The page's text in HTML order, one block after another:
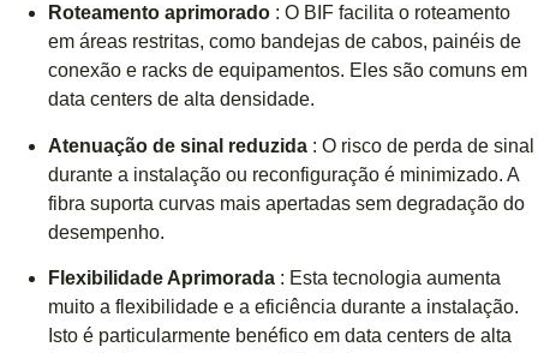
Roteamento aprimorado : O BIF facilita o roteamento
em áreas restritas, como bandejas de cabos, painéis de
conexão e racks de equipamentos. Eles são comuns em
data centers de alta densidade.
Atenuação de sinal reduzida : O risco de perda de sinal
durante a instalação ou reconfiguração é minimizado. A
fibra suporta curvas mais apertadas sem degradação do
desempenho.
Flexibilidade Aprimorada : Esta tecnologia aumenta
muito a flexibilidade e a eficiência durante a instalação.
Isto é particularmente benéfico em data centers de alta